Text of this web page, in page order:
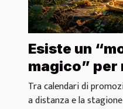
Esiste un
magico”
migliori
Tra calendari di
a distanza e la